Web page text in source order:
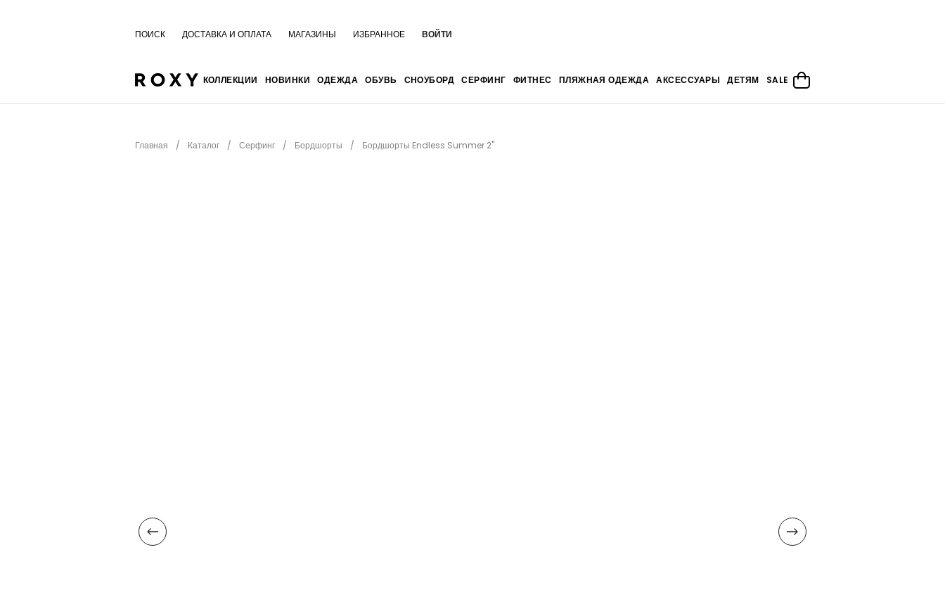
ПОИСК ДОСТАВКА И ОПЛАТА МАГАЗИНЫ ИЗБРАННОЕ ВОЙТИ
КОЛЛЕКЦИИ НОВИНКИ ОДЕЖДА ОБУВЬ СНОУБОРД СЕРФИНГ ФИТНЕС ПЛЯЖНАЯ ОДЕЖДА АКСЕССУАРЫ ДЕТЯМ SALE
Главная Каталог Серфинг Бордшорты Бордшорты Endless Summer 2''